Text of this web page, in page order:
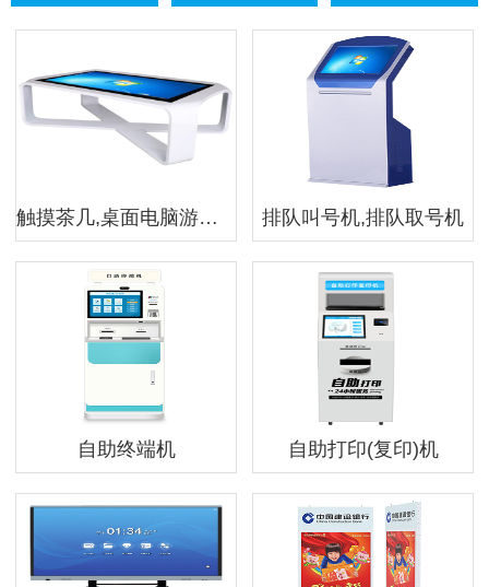
触摸茶几,桌面电脑游戏茶几,互动触摸屏茶几 排队叫号机,排队取号机
自助终端机 自助打印(复印)机